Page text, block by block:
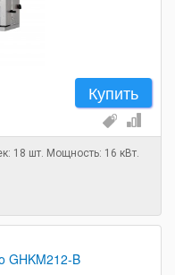
Купить
18 шт. Мощность: 16 кВт.
GHKM212-B